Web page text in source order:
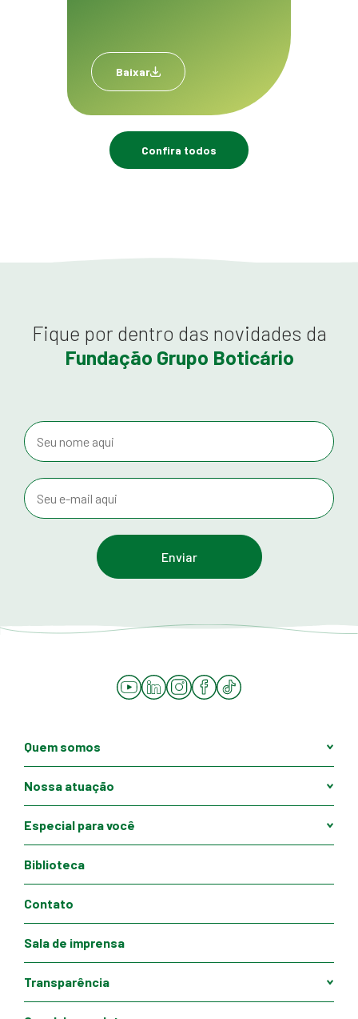
Baixar
Confira todos
Fique por dentro das novidades da
Fundação Grupo Boticário
YouTube
LinkedInInstagramFacebook
Tiktok
Quem somos
Nossa atuação
Especial para você
Biblioteca
Contato
Sala de imprensa
Transparência